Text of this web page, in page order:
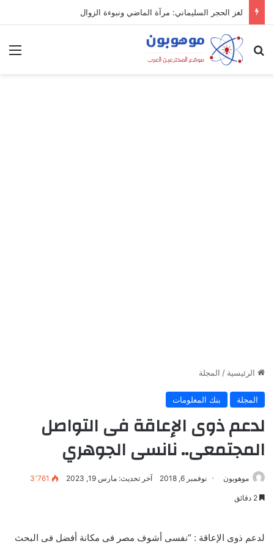
لغز الحجر السليماني: مرآة الماضي ونبوءة الزوال
بحث عن
الرئيسية / المجلة
المجلة بنك المعلومات
لدعم ذوى الإعاقة فى التواصل
المجتمعى.. نانسى الجوهري
موهوبون نوفمبر 6, 2018 آخر تحديث: مارس 19, 2023 3٬761
لدعم ذوى الإعاقة : “نفسى أشوف مصر فى مكانة أفضل فى البحث